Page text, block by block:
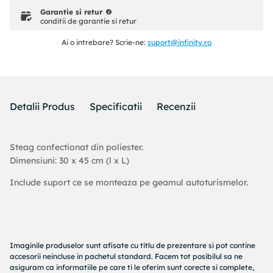
Garantie si retur
conditii de garantie si retur
Ai o intrebare? Scrie-ne: suport@infinity.ro
Detalii Produs Specificatii Recenzii
Steag confectionat din poliester.
Dimensiuni: 30 x 45 cm (l x L)
Include suport ce se monteaza pe geamul autoturismelor.
Imaginile produselor sunt afisate cu titlu de prezentare si pot contine
accesorii neincluse in pachetul standard. Facem tot posibilul sa ne
asiguram ca informatiile pe care ti le oferim sunt corecte si complete,